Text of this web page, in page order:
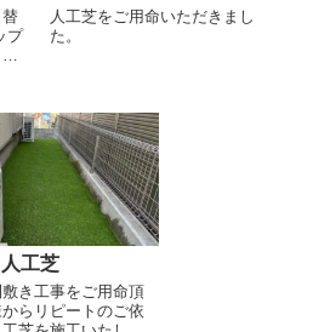
人工芝をご用命いただきまし
た。
工芝
き工事をご用命頂
らリピートのご依